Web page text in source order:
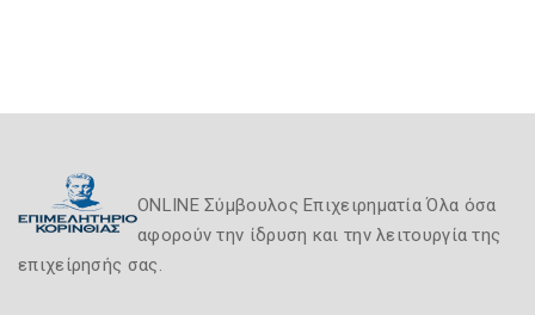
ONLINE Σύμβουλος Επιχειρηματία Όλα όσα
αφορούν την ίδρυση και την λειτουργία της
επιχείρησής σας.